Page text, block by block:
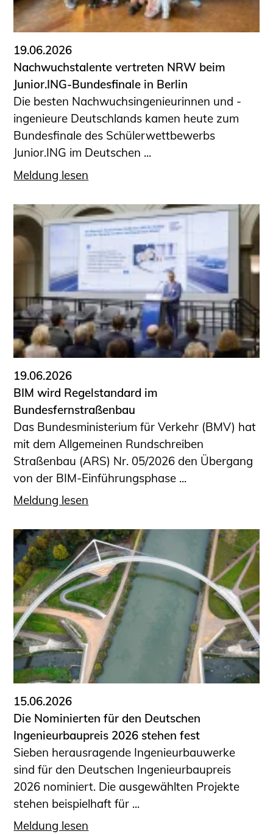
19.06.2026
Nachwuchstalente vertreten NRW beim
Junior.ING-Bundesfinale in Berlin
Die besten Nachwuchsingenieurinnen und -
ingenieure Deutschlands kamen heute zum
Bundesfinale des Schülerwettbewerbs
Junior.ING im Deutschen ...
Meldung lesen
19.06.2026
BIM wird Regelstandard im
Bundesfernstraßenbau
Das Bundesministerium für Verkehr (BMV) hat
mit dem Allgemeinen Rundschreiben
Straßenbau (ARS) Nr. 05/2026 den Übergang
von der BIM-Einführungsphase ...
Meldung lesen
15.06.2026
Die Nominierten für den Deutschen
Ingenieurbaupreis 2026 stehen fest
Sieben herausragende Ingenieurbauwerke
sind für den Deutschen Ingenieurbaupreis
2026 nominiert. Die ausgewählten Projekte
stehen beispielhaft für ...
Meldung lesen